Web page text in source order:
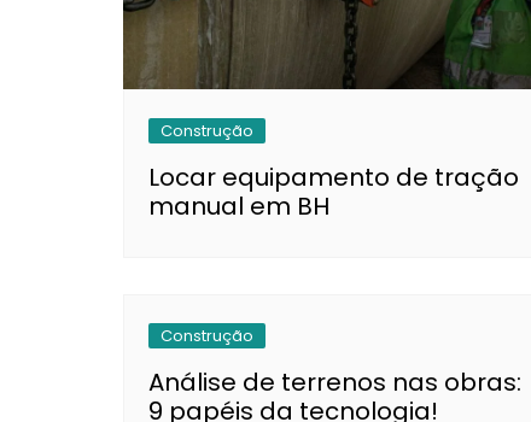
Construção
Locar equipamento de tração
manual em BH
Construção
Análise de terrenos nas obras:
9 papéis da tecnologia!